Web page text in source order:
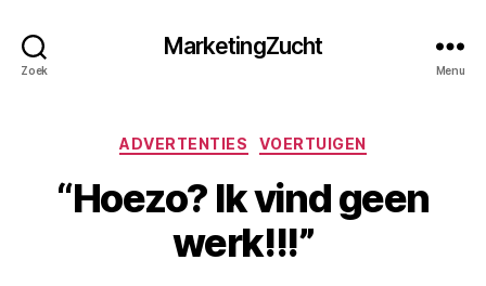
Zoek
MarketingZucht
Menu
Categorieën
ADVERTENTIES VOERTUIGEN
“Hoezo? Ik vind geen
werk!!!”